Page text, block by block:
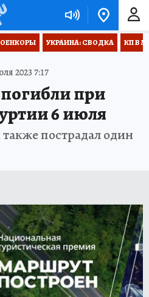
УКРАИНА: СВОДКА КП В
2023 7:17
при
6 июля
пострадал один